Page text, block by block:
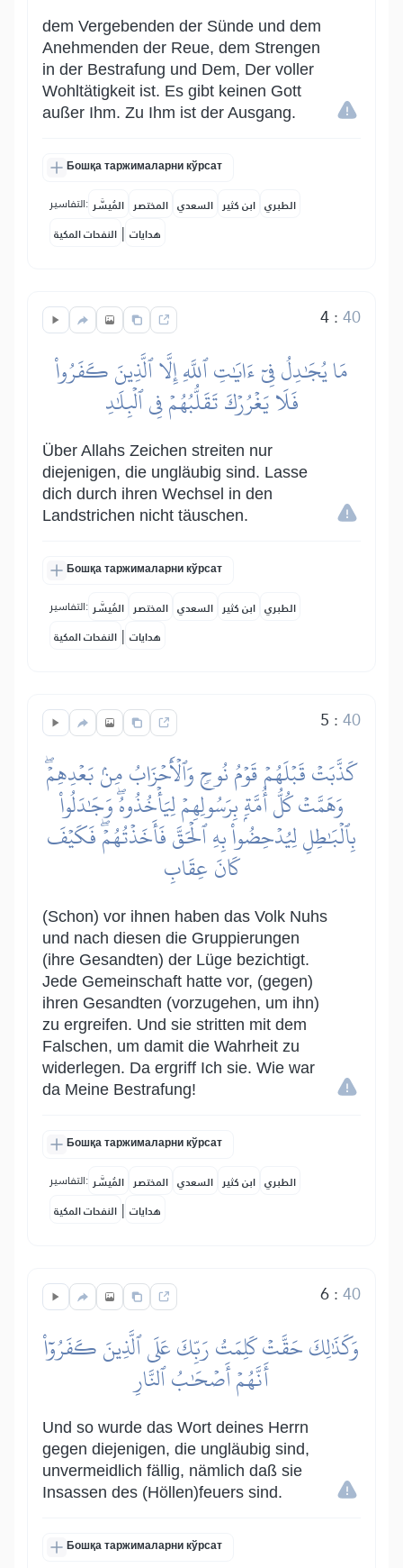
dem Vergebenden der Sünde und dem
Anehmenden der Reue, dem Strengen
in der Bestrafung und Dem, Der voller
Wohltätigkeit ist. Es gibt keinen Gott
außer Ihm. Zu Ihm ist der Ausgang.
Бошқа таржималарни кўрсат
التفاسير: المُيسَّر المختصر السعدي ابن كثير الطبري
النفحات المكية | هدايات
4:40
مَا يُجَٰدِلُ فِيٓ ءَايَٰتِ ٱللَّهِ إِلَّا ٱلَّذِينَ كَفَرُواْ
فَلَا يَغۡرُرۡكَ تَقَلُّبُهُمۡ فِي ٱلۡبِلَٰدِ
Über Allahs Zeichen streiten nur
diejenigen, die ungläubig sind. Lasse
dich durch ihren Wechsel in den
Landstrichen nicht täuschen.
Бошқа таржималарни кўрсат
التفاسير: المُيسَّر المختصر السعدي ابن كثير الطبري
النفحات المكية | هدايات
5 :40
كَذَّبَتۡ قَبۡلَهُمۡ قَوۡمُ نُوحٖ وَٱلۡأَحۡزَابُ مِنۢ بَعۡدِهِمۡۖ
وَهَمَّتۡ كُلُّ أُمَّةِۭ بِرَسُولِهِمۡ لِيَأۡخُذُوهُۖ وَجَٰدَلُواْ
بِٱلۡبَٰطِلِ لِيُدۡحِضُواْ بِهِ ٱلۡحَقَّ فَأَخَذۡتُهُمۡۖ فَكَيۡفَ
كَانَ عِقَابِ
(Schon) vor ihnen haben das Volk Nuhs
und nach diesen die Gruppierungen
(ihre Gesandten) der Lüge bezichtigt.
Jede Gemeinschaft hatte vor, (gegen)
ihren Gesandten (vorzugehen, um ihn)
zu ergreifen. Und sie stritten mit dem
Falschen, um damit die Wahrheit zu
widerlegen. Da ergriff Ich sie. Wie war
da Meine Bestrafung!
Бошқа таржималарни кўрсат
التفاسير: المُيسَّر المختصر السعدي ابن كثير الطبري
النفحات المكية | هدايات
6:40
وَكَذَٰلِكَ حَقَّتۡ كَلِمَتُ رَبِّكَ عَلَى ٱلَّذِينَ كَفَرُوٓاْ
أَنَّهُمۡ أَصۡحَٰبُ ٱلنَّارِ
Und so wurde das Wort deines Herrn
gegen diejenigen, die ungläubig sind,
unvermeidlich fällig, nämlich daß sie
Insassen des (Höllen)feuers sind.
Бошқа таржималарни кўрсат